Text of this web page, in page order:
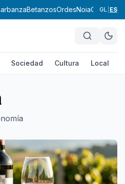
BetanzosOrdesNoiaO Eume
GL ES
Sociedad Cultura Local